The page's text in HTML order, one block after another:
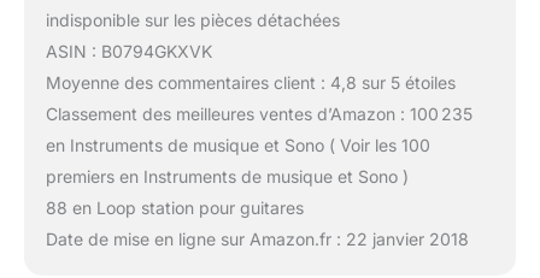
indisponible sur les pièces détachées
ASIN : B0794GKXVK
Moyenne des commentaires client : 4,8 sur 5 étoiles
Classement des meilleures ventes d’Amazon : 100 235
en Instruments de musique et Sono ( Voir les 100
premiers en Instruments de musique et Sono )
88 en Loop station pour guitares
Date de mise en ligne sur Amazon.fr : 22 janvier 2018